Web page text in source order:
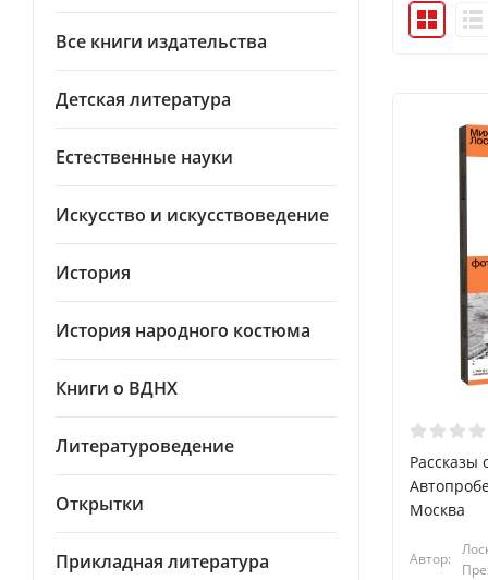
Все книги издательства
Детская литература
Естественные науки
Искусство и искусствоведение
История
История народного костюма
Книги о ВДНХ
Литературоведение
Открытки
Прикладная литература
Рассказы
Москва
Автор: